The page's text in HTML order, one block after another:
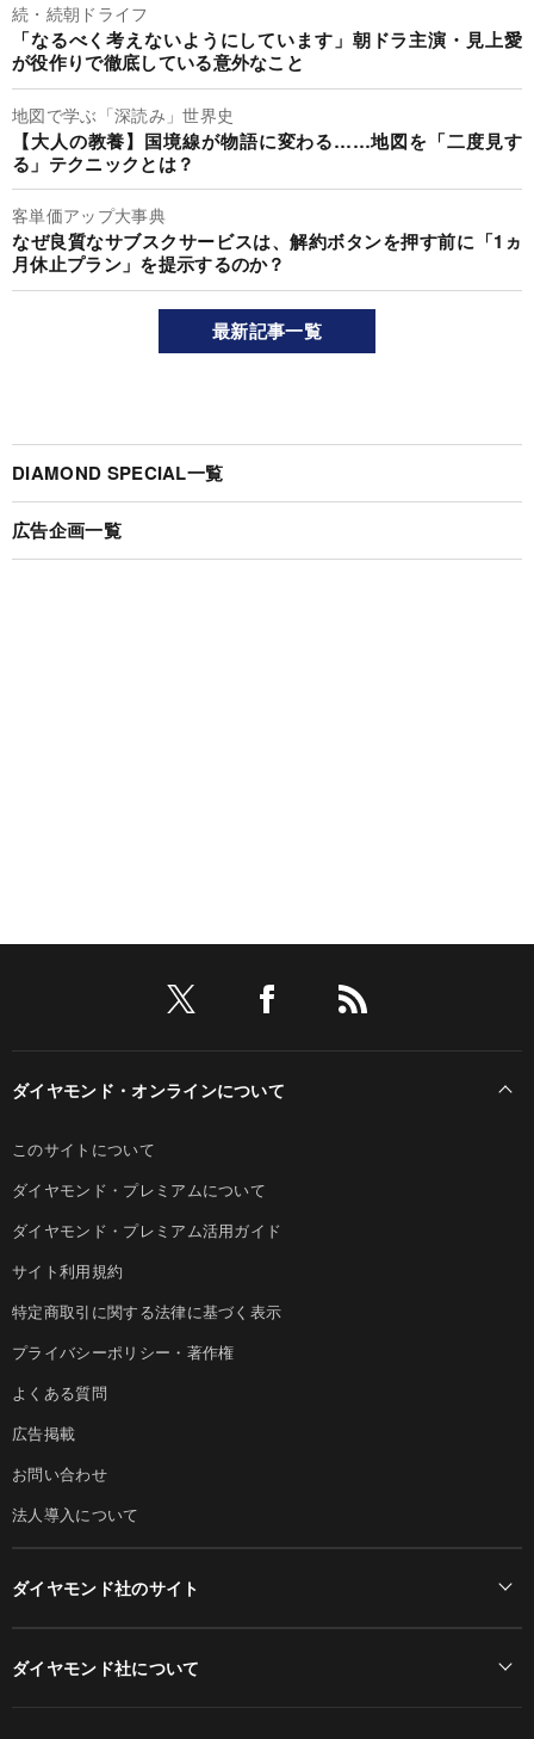
続・続朝ドライフ
「なるべく考えないようにしています」朝ドラ主演・見上愛
が役作りで徹底している意外なこと
地図で学ぶ「深読み」世界史
【大人の教養】国境線が物語に変わる……地図を「二度見す
る」テクニックとは？
客単価アップ大事典
なぜ良質なサブスクサービスは、解約ボタンを押す前に「1ヵ
月休止プラン」を提示するのか？
最新記事一覧
DIAMOND SPECIAL一覧
広告企画一覧
ダイヤモンド・オンラインについて
このサイトについて
ダイヤモンド・プレミアムについて
ダイヤモンド・プレミアム活用ガイド
サイト利用規約
特定商取引に関する法律に基づく表示
プライバシーポリシー・著作権
よくある質問
広告掲載
お問い合わせ
法人導入について
ダイヤモンド社のサイト
ダイヤモンド社について